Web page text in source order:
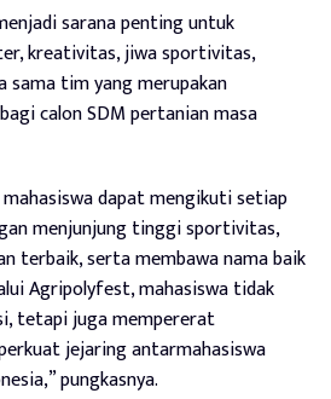
sarana penting untuk
kreativitas, jiwa sportivitas,
sama tim yang merupakan
calon SDM pertanian masa
dapat mengikuti setiap
menjunjung tinggi sportivitas,
terbaik, serta membawa nama baik
Agripolyfest, mahasiswa tidak
tetapi juga mempererat
jejaring antarmahasiswa
pungkasnya.